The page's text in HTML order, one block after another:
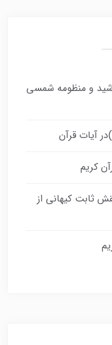
و منظومه شمسی
آیات قرآن
کریم
ثابت کیهانی از